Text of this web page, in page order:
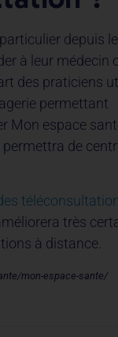
depuis
à leur médecin
des praticiens
permettant
Mon espace
permettra de
très
à distance.
mon-espace-sante/